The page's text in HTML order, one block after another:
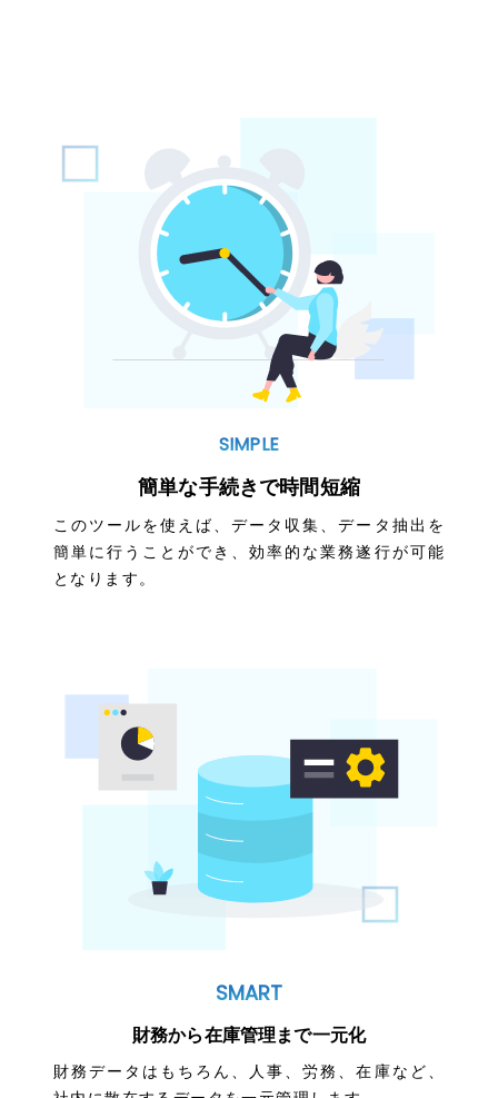
SIMPLE
簡単な手続きで時間短縮
このツールを使えば、データ収集、データ抽出を
簡単に行うことができ、効率的な業務遂行が可能
となります。
SMART
財務から在庫管理まで一元化
財務データはもちろん、人事、労務、在庫など、